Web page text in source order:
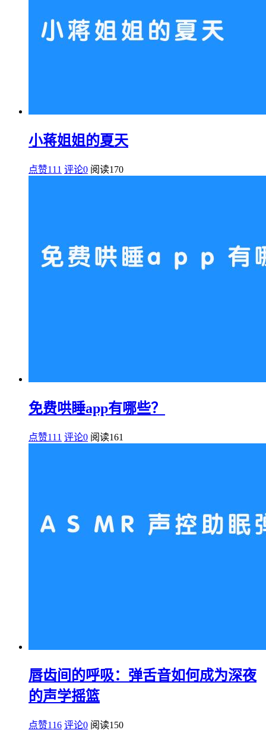
小蒋姐姐的夏天
点赞111 评论0 阅读170
免费哄睡app有哪些？
点赞111 评论0 阅读161
唇齿间的呼吸：弹舌音如何成为深夜
的声学摇篮
点赞116 评论0 阅读150